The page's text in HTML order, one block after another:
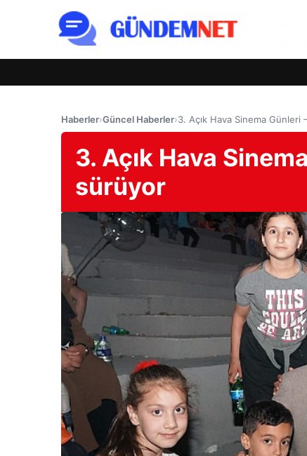
Haberler›Güncel Haberler›3. Açık Hava Sinema Günleri
3. Açık Hava
sürüyor